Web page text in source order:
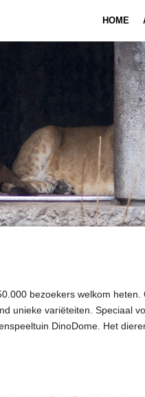
HOME
bezoekers welkom
unieke variëteiten. Speciaal
DinoDome. Het